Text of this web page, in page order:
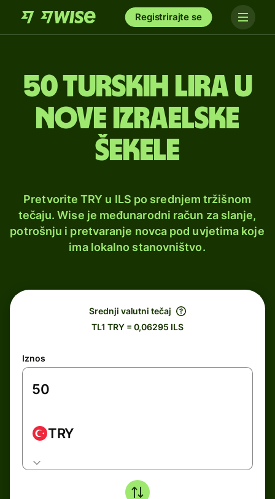
Registrirajte se
50 turskih lira u
nove izraelske
šekele
Pretvorite TRY u ILS po srednjem tržišnom
tečaju. Wise je međunarodni račun za slanje,
potrošnju i pretvaranje novca pod uvjetima koje
ima lokalno stanovništvo.
Srednji valutni tečaj
TL1 TRY = 0,06295 ILS
Iznos
TRY